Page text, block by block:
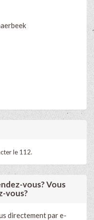
le 112.
vous? Vous
vous?
directement par e-